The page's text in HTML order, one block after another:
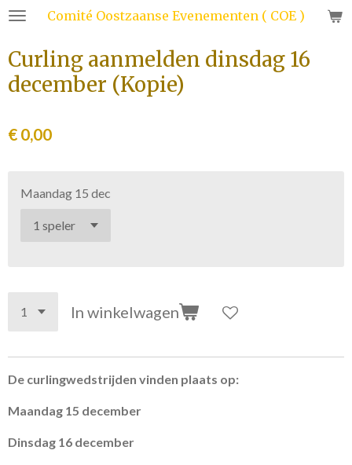
Ga
naar
de
hoofdinhoud
Comité Oostzaanse Evenementen ( COE )
Curling aanmelden dinsdag 16
december (Kopie)
€ 0,00
Maandag 15 dec
In winkelwagen
De curlingwedstrijden vinden plaats op:
Maandag 15 december
Dinsdag 16 december